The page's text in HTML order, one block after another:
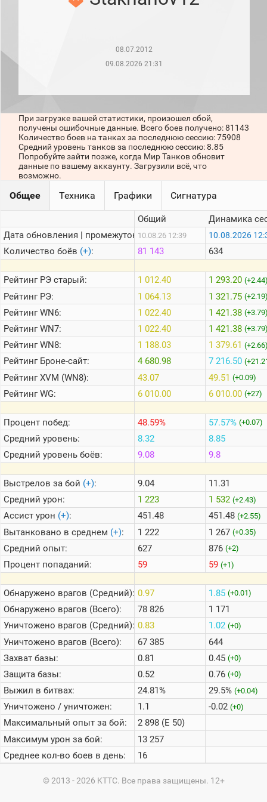
месяц)
сессии)
Кланы
Статистика
стримеров
Онлайн
Цветовая
шкала
Теlegram
ВК
Портал
Мира
Танков
08.07.2012
09.08.2026 21:31
При загрузке вашей статистики, произошел сбой,
получены ошибочные данные. Всего боев получено: 81143
Количество боев на танках за последнюю сессию: 75908
Средний уровень танков за последнюю сессию: 8.85
Попробуйте зайти позже, когда Мир Танков обновит
данные по вашему аккаунту. Загрузили всё, что
возможно.
Общее Техника Графики Сигнатура
Дата обновления | промежуток:
Количество боёв (+):
РейтингРЭ старый:
РейтингРЭ:
РейтингWN6:
РейтингWN7:
РейтингWN8:
РейтингБроне-сайт:
РейтингXVM (WN8):
РейтингWG:
Процент побед:
Средний уровень:
Средний уровень боёв:
Выстрелов за бой (+):
Средний урон:
Ассист урон (+):
Вытанковано в среднем (+):
Средний опыт:
Процент попаданий:
Обнаружено врагов (Средний):
Обнаружено врагов (Всего):
Уничтожено врагов (Средний):
Уничтожено врагов (Всего):
Захват базы:
Защита базы:
Выжил в битвах:
Уничтожено / уничтожен:
Максимальный опыт за бой:
Максимум урон за бой:
Среднее кол-во боев в день:
Общий
10.08.26 12:39
81 143
1 012.40
1 064.13
1 022.40
1 022.40
1 188.03
4 680.98
43.07
6 010.00
48.59%
8.32
9.08
9.04
1 223
451.48
1 222
627
59
0.97
78 826
0.83
67 385
0.81
0.52
24.81%
1.1
2 898 (E 50)
13 257
16
Динамика
10.08.2026
634
1 293.20
1 321.75
1 421.38
1 421.38
1 379.61
7 216.50
49.51 (+0.09)
6 010.00 (+27)
57.57% (+0.07)
8.85
9.8
11.31
1 532 (+2.43)
451.48 (+2.55)
1 267 (+0.35)
876 (+2)
59 (+1)
1.85 (+0.01)
1 171
1.02 (+0)
644
0.45 (+0)
0.76 (+0)
29.5% (+0.04)
-0.02 (+0)
© 2013 - 2026 KTTC. Все права защищены. 12+